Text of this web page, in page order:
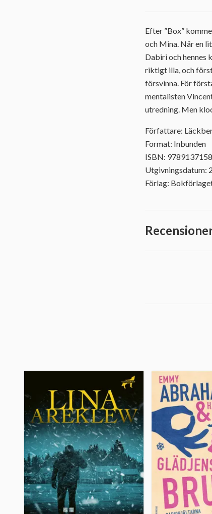
Efter ”Box”
och Mina. När en
Dabiri och hennes
riktigt illa, och
försvinna. För
mentalisten
utredning. Men
Författare:
Format: Inbunden
ISBN:
Utgivningsdatum:
Förlag: